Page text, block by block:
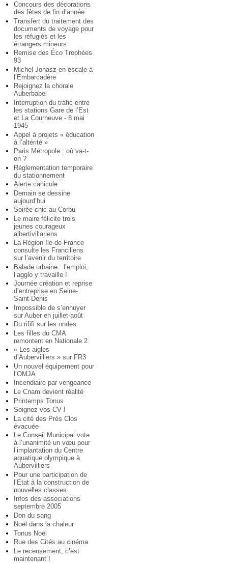
Concours des décorations
des fêtes de fin d’année
Transfert du traitement des
documents de voyage pour
les réfugiés et les
étrangers mineurs
Remise des Éco Trophées
93
Michel Jonasz en escale à
l’Embarcadère
Rejoignez la chorale
Auberbabel
Interruption du trafic entre
les stations Gare de l’Est
et La Courneuve - 8 mai
1945
Appel à projets « éducation
à l’altérité »
Paris Métropole : où va-t-
on ?
Réglementation temporaire
du stationnement
Alerte canicule
Demain se dessine
aujourd’hui
Soirée chic au Corbu
Le maire félicite trois
jeunes courageux
albertivillariens
La Région Ile-de-France
consulte les Franciliens
sur l’avenir du territoire
Balade urbaine : l’emploi,
l’agglo y travaille !
Journée création et reprise
d’entreprise en Seine-
Saint-Denis
Impossible de s’ennuyer
sur Auber en juillet-août
Du rififi sur les ondes
Les filles du CMA
remontent en Nationale 2
« Les aigles
d’Aubervilliers » sur FR3
Un nouvel équipement pour
l’OMJA
Incendiaire par vengeance
Le Cnam devient réalité
Printemps Tonus
Soignez vos CV !
La cité des Prés Clos
évacuée
Le Conseil Municipal vote
à l’unanimité un vœu pour
l’implantation du Centre
aquatique olympique à
Aubervilliers
Pour une participation de
l’Etat à la construction de
nouvelles classes
Infos des associations
septembre 2005
Don du sang
Noël dans la chaleur
Tonus Noël
Rue des Cités au cinéma
Le recensement, c’est
maintenant !